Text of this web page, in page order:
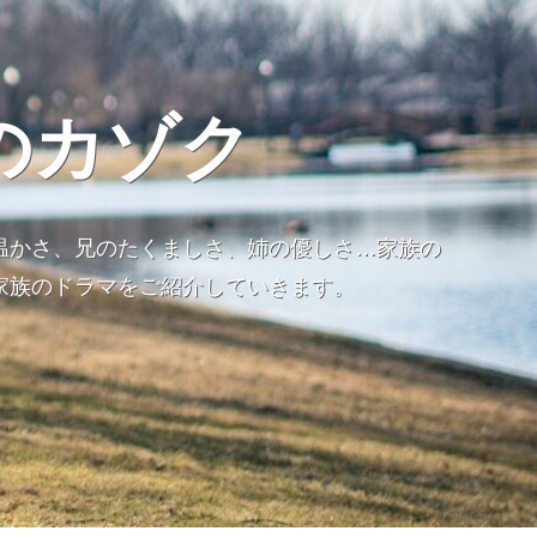
カゾク
かさ、兄のたくましさ、姉の優しさ…家族の
のドラマをご紹介していきます。